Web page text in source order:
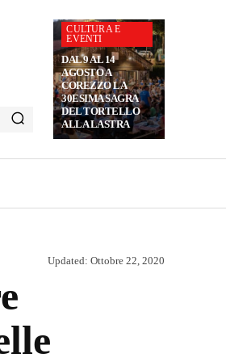
CULTURA E
EVENTI
DAL 9 AL 14
AGOSTO A
COREZZO LA
30ESIMA SAGRA
DEL TORTELLO
ALLA LASTRA
Updated: Ottobre 22, 2020